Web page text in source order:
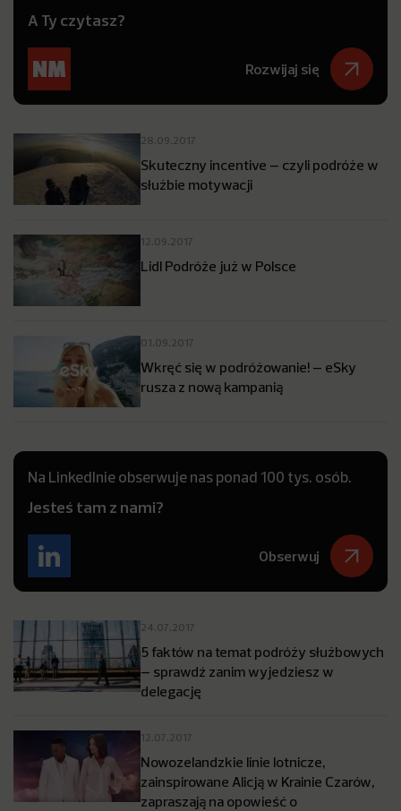
A Ty czytasz?
Rozwijaj się
28.09.2017
Skuteczny incentive – czyli podróże w
służbie motywacji
12.09.2017
Lidl Podróże już w Polsce
01.09.2017
Wkręć się w podróżowanie! – eSky
rusza z nową kampanią
Na LinkedInie obserwuje nas ponad 100 tys. osób.
Jesteś tam z nami?
Obserwuj
24.07.2017
5 faktów na temat podróży służbowych
– sprawdź zanim wyjedziesz w
delegację
12.07.2017
Nowozelandzkie linie lotnicze,
zainspirowane Alicją w Krainie Czarów,
zapraszają na opowieść o